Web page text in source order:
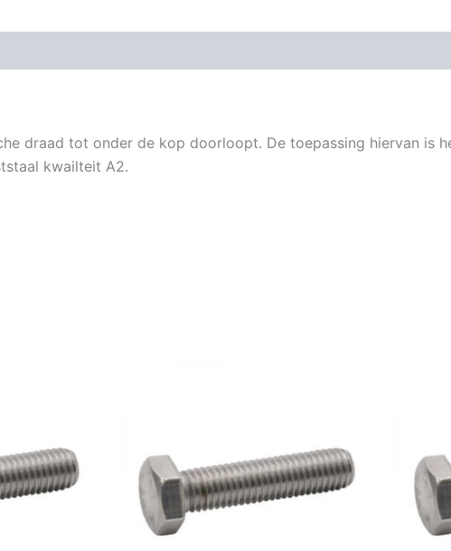
draad tot onder de kop doorloopt. De toepassing hiervan is
kwailteit A2.